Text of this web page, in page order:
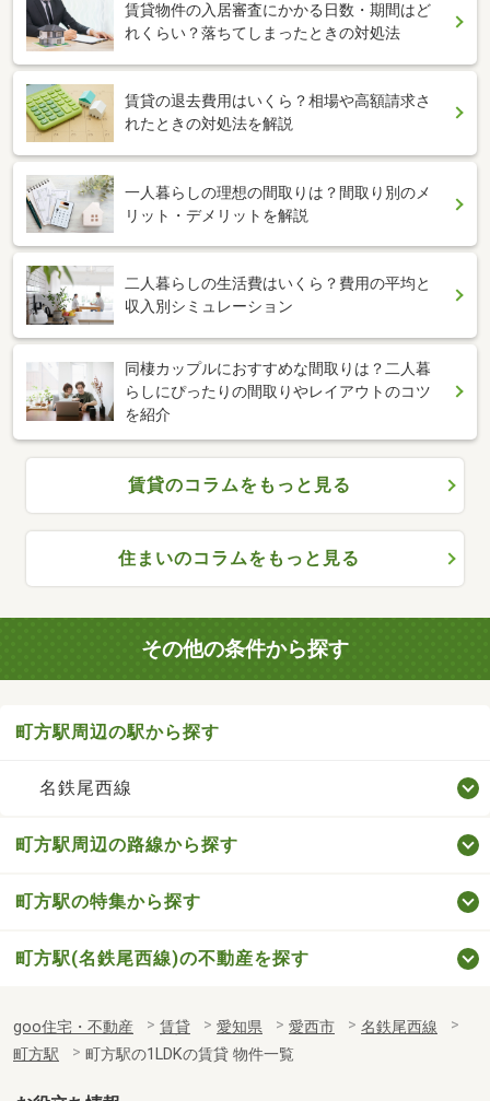
賃貸物件の入居審査にかかる日数・期間はど
れくらい？落ちてしまったときの対処法
賃貸の退去費用はいくら？相場や高額請求さ
れたときの対処法を解説
一人暮らしの理想の間取りは？間取り別のメ
リット・デメリットを解説
二人暮らしの生活費はいくら？費用の平均と
収入別シミュレーション
同棲カップルにおすすめな間取りは？二人暮
らしにぴったりの間取りやレイアウトのコツ
を紹介
賃貸のコラムをもっと見る
住まいのコラムをもっと見る
その他の条件から探す
町方駅周辺の駅から探す
名鉄尾西線
町方駅周辺の路線から探す
町方駅の特集から探す
町方駅(名鉄尾西線)の不動産を探す
goo住宅・不動産 賃貸 愛知県 愛西市
名鉄尾西線
町方駅
町方駅の1LDKの賃貸 物件一覧